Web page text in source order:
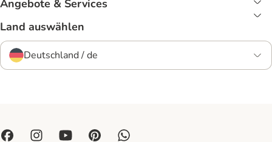
Angebote & Services
Land auswählen
Deutschland / de